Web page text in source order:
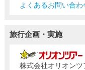
よくあるお問い合わ
旅行企画・実施
株式会社オリオンツ